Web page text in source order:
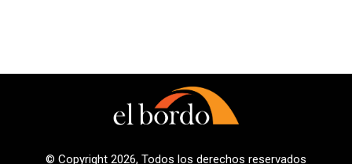
© Copyright 2026, Todos los derechos reservados